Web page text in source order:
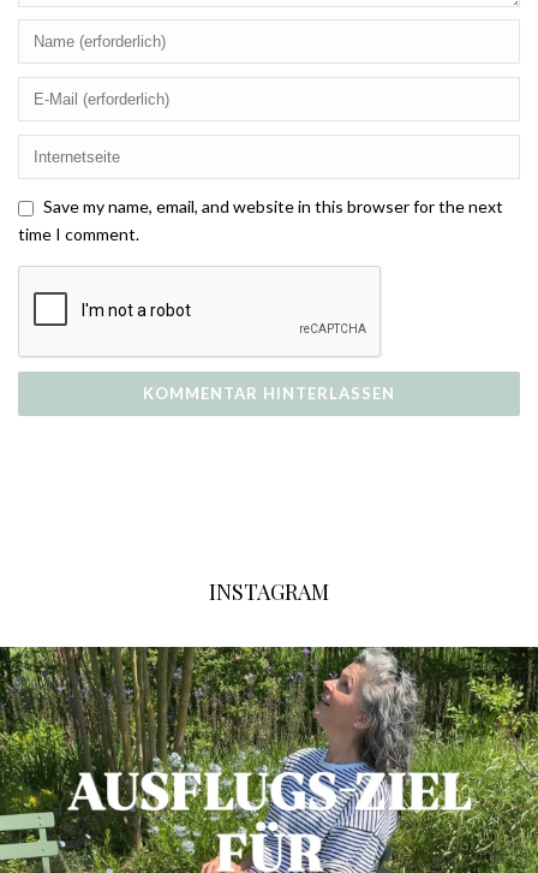
Save my name, email, and website in this browser for the next
time I comment.
INSTAGRAM